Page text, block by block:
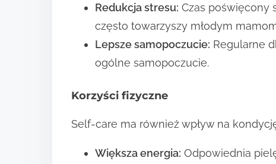
Redukcja stresu: Czas poświęcony
często towarzyszy młodym
Lepsze samopoczucie: Regularne
ogólne samopoczucie.
Korzyści fizyczne
Self-care ma również wpływ na
Większa energia: Odpowiednia